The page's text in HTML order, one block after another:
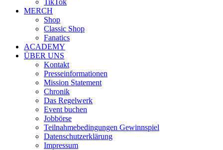
TikTok
MERCH
Shop
Classic Shop
Fanatics
ACADEMY
ÜBER UNS
Kontakt
Presseinformationen
Mission Statement
Chronik
Das Regelwerk
Event buchen
Jobbörse
Teilnahmebedingungen Gewinnspiel
Datenschutzerklärung
Impressum